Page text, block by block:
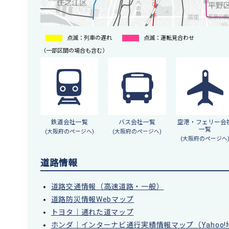
点滅：列車の遅れ
点滅：運転見合わせ
（一部区間の場合も含む）
鉄道会社一覧
(大阪府のページへ)
バス会社一覧
(大阪府のページへ)
空港・フェリー会
一覧
(大阪府のページへ)
道路情報
道路交通情報（高速道路・一般）
道路防災情報Webマップ
トヨタ｜通れた道マップ
ホンダ｜インターナビ通行実績情報マップ（Yahoo!